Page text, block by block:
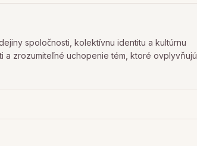
spoločnosti, kolektívnu identitu a kultúrnu
a zrozumiteľné uchopenie tém, ktoré ovplyvňujú